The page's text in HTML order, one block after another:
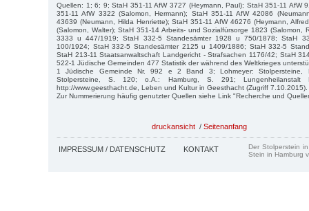
Quellen: 1; 6; 9; StaH 351-11 AfW 3727 (Heymann, Paul); StaH 351-11 AfW
351-11 AfW 3322 (Salomon, Hermann); StaH 351-11 AfW 42086
43639 (Neumann, Hilda Henriette); StaH 351-11 AfW 46276 (Heymann,
(Salomon, Walter); StaH 351-14 Arbeits- und Sozialfürsorge 1823 (Salomon,
3333 u 447/1919; StaH 332-5 Standesämter 1928 u 750/1878; StaH
100/1924; StaH 332-5 Standesämter 2125 u 1409/1886; StaH 332-5
StaH 213-11 Staatsanwaltschaft Landgericht - Strafsachen 1176/42; StaH
522-1 Jüdische Gemeinden 477 Statistik der während des Weltkrieges
1 Jüdische Gemeinde Nr. 992 e 2 Band 3; Lohmeyer:
Stolpersteine, S. 120; o.A.: Hamburg, S. 291; Lungenheilanstalt
http://www.geesthacht.de, Leben und Kultur in Geesthacht (Zugriff 7.10.2015).
Zur Nummerierung häufig genutzter Quellen siehe Link "Recherche und
druckansicht / Seitenanfang
IMPRESSUM / DATENSCHUTZ KONTAKT
Der Stolperstein
Stein in Hamburg